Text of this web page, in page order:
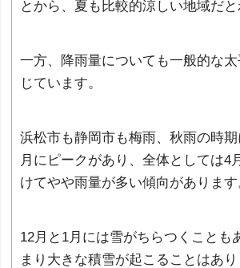
とから、夏も比較的涼しい地域だと
一方、降雨量についても一般的な
じています。
浜松市も静岡市も梅雨、秋雨の時
月にピークがあり、全体としては4
けてやや雨量が多い傾向があります
12月と1月には雪がちらつくことも
まり大きな積雪が起こることはあり